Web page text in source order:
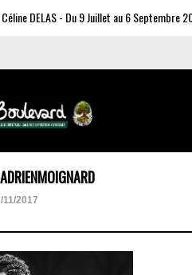
DELAS - Du 9 Juillet au 6 Septembre
11/2017